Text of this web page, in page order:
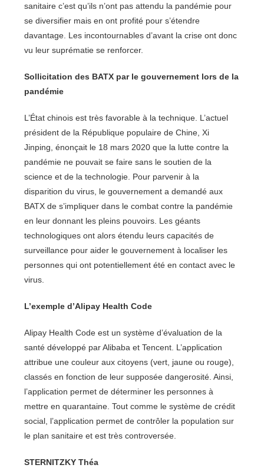
sanitaire c’est qu’ils n’ont pas attendu la pandémie pour
se diversifier mais en ont profité pour s’étendre
davantage. Les incontournables d’avant la crise ont donc
vu leur suprématie se renforcer.
Sollicitation des BATX par le gouvernement lors de la
pandémie
L’État chinois est très favorable à la technique. L’actuel
président de la République populaire de Chine, Xi
Jinping, énonçait le 18 mars 2020 que la lutte contre la
pandémie ne pouvait se faire sans le soutien de la
science et de la technologie. Pour parvenir à la
disparition du virus, le gouvernement a demandé aux
BATX de s’impliquer dans le combat contre la pandémie
en leur donnant les pleins pouvoirs. Les géants
technologiques ont alors étendu leurs capacités de
surveillance pour aider le gouvernement à localiser les
personnes qui ont potentiellement été en contact avec le
virus.
L’exemple d’Alipay Health Code
Alipay Health Code est un système d’évaluation de la
santé développé par Alibaba et Tencent. L’application
attribue une couleur aux citoyens (vert, jaune ou rouge),
classés en fonction de leur supposée dangerosité. Ainsi,
l’application permet de déterminer les personnes à
mettre en quarantaine. Tout comme le système de crédit
social, l’application permet de contrôler la population sur
le plan sanitaire et est très controversée.
STERNITZKY Théa